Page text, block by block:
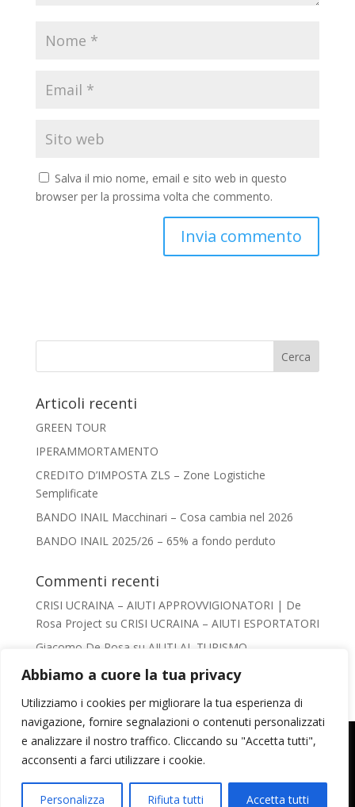
Abbiamo a cuore la tua privacy
Utilizziamo i cookies per migliorare la tua esperienza di
navigazione, fornire segnalazioni o contenuti personalizzati
e analizzare il nostro traffico. Cliccando su "Accetta tutti",
acconsenti a farci utilizzare i cookie.
Personalizza Rifiuta tutti Accetta tutti
Salva il mio nome, email e sito web in questo
browser per la prossima volta che commento.
Articoli recenti
GREEN TOUR
IPERAMMORTAMENTO
CREDITO D’IMPOSTA ZLS – Zone Logistiche
Semplificate
BANDO INAIL Macchinari – Cosa cambia nel 2026
BANDO INAIL 2025/26 – 65% a fondo perduto
Commenti recenti
CRISI UCRAINA – AIUTI APPROVVIGIONATORI | De
Rosa Projectsu CRISI UCRAINA – AIUTI ESPORTATORI
Giacomo De Rosa su AIUTI AL TURISMO –
VADEMECUM
AIUTI AL TURISMO – VADEMECUM
Giacomo De Rosa suIMPRESA SICURA
Mail:info@derosaproject.it- Tel: 0585856649
Seguici su
©2024 De Rosa Project Srl - Via Podenzana, 10 -
54033 CARRARA (MS)